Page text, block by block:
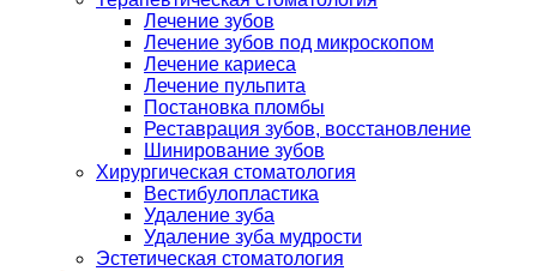
Лечение зубов
Лечение зубов под микроскопом
Лечение кариеса
Лечение пульпита
Постановка пломбы
Реставрация зубов, восстановление
Шинирование зубов
Хирургическая стоматология
Вестибулопластика
Удаление зуба
Удаление зуба мудрости
Эстетическая стоматология